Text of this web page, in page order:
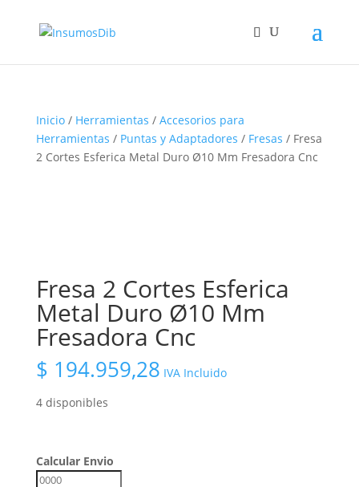
Inicio/ Herramientas / Accesorios para
Herramientas / Puntas y Adaptadores / Fresas / Fresa
2 Cortes Esferica Metal Duro Ø10 Mm Fresadora Cnc
Fresa 2 Cortes Esferica
Metal Duro Ø10 Mm
Fresadora Cnc
$ 194.959,28 IVA Incluido
4 disponibles
Calcular Envio
Calcular